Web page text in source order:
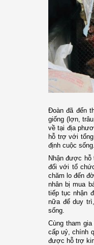
Đoàn đã đến
giống (lợn,
về tại địa
hỗ trợ với
định cuộc sống.
Nhận được
đối với tổ
chăm lo đến
nhân bị mua
tiếp tục nhận
nữa để duy
sống.
Cùng tham
cấp uỷ, chính
được hỗ trợ